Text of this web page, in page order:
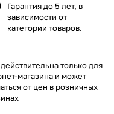
Гарантия до 5 лет, в
зависимости от
категории товаров.
только для
магазина и может
от цен в розничных